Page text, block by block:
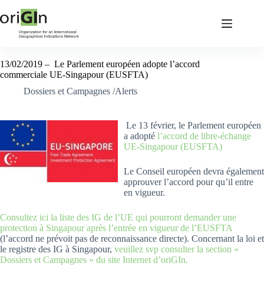
13/02/2019 – Le Parlement européen adopte l’accord
commerciale UE-Singapour (EUSFTA)
Dossiers et Campagnes /Alerts
Le 13 février, le Parlement européen
a adopté l’accord de libre-échange
UE-Singapour (EUSFTA)
Le Conseil européen devra également
approuver l’accord pour qu’il entre
en vigueur.
Consultez ici la liste des IG de l’UE qui pourront demander une
protection à Singapour après l’entrée en vigueur de l’EUSFTA
(l’accord ne prévoit pas de reconnaissance directe). Concernant la loi et
le registre des IG à Singapour, veuillez svp consulter la section «
Dossiers et Campagnes » du site Internet d’oriGIn.